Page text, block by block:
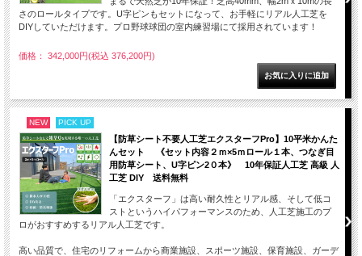
さのロールタイプです。U字ピンもセットになって、お手軽にリアル人工芝を
DIYしていただけます。プロ野球球団の室内練習場にて採用されています！
価格： 342,000円(税込 376,200円)
NEW PICK UP
【防草シート不要人工芝エクスターフPro】10平米かんた
んセット 《セット内容２ｍ×5ｍロール１本、つなぎ目
用防草シート、U字ピン2０本》 10年保証人工芝 高級 人
工芝 DIY 送料無料
「エクスターフ」は高い耐久性とリアル感、そして低コ
ストというハイパフォーマンスのため、人工芝施工のプ
ロがおすすめするリアル人工芝です。
高い品質で、住宅のリフォームから商業施設、スポーツ施設、保育施設、ガーデ